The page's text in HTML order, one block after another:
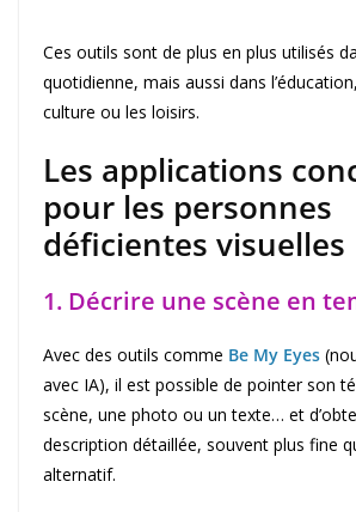
Ces outils sont de plus en plus utilisés
quotidienne, mais aussi dans
culture ou les loisirs.
Les applications
pour les personnes
déficientes visuelles
1. Décrire une scène en
Avec des outils comme Be My Eyes
avec IA), il est possible de pointer son
scène, une photo ou un texte… et
description détaillée, souvent plus fine
alternatif.